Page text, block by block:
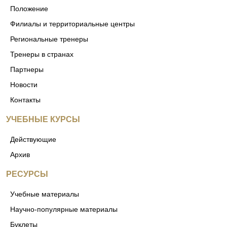
Положение
Филиалы и территориальные центры
Региональные тренеры
Тренеры в странах
Партнеры
Новости
Контакты
УЧЕБНЫЕ КУРСЫ
Действующие
Архив
РЕСУРСЫ
Учебные материалы
Научно-популярные материалы
Буклеты